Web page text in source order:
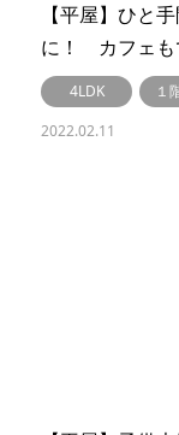
【平屋】ひと
に！ カフェも
4LDK
１
2022.02.11